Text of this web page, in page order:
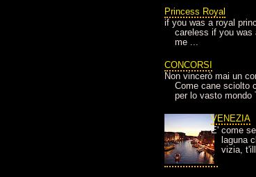
Princess Royal
if you was a royal
careless if you was
me ...
CONCORSI
Non vincerò mai un
Come cane sciolto
per lo vasto mondo
VENEZIA
E' come
laguna
vizia,